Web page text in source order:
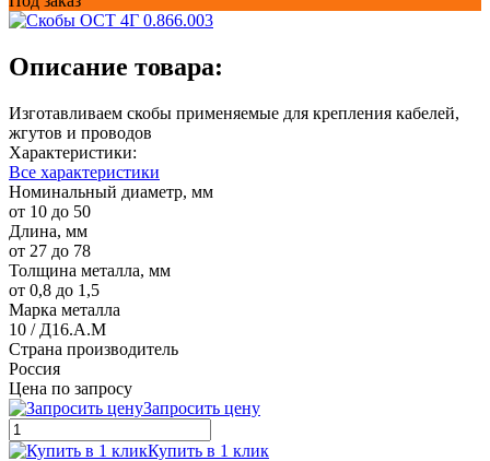
Описание товара:
Изготавливаем скобы применяемые для крепления кабелей,
жгутов и проводов
Характеристики:
Все характеристики
Номинальный диаметр, мм
от 10 до 50
Длина, мм
от 27 до 78
Толщина металла, мм
от 0,8 до 1,5
Марка металла
10 / Д16.А.М
Страна производитель
Россия
Цена по запросу
Запросить цену
Купить в 1 клик